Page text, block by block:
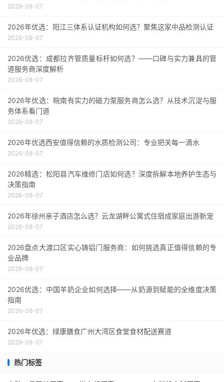
2026-08-07
2026年优选：阳江三体系认证机构如何选？聚焦这家中品检测认证
2026-08-07
2026优选：成都拉齐管质量标杆如何选？——口碑与实力兼具的管
道服务商深度解析
2026-08-07
2026年优选：皖南有实力的磁力泵服务商怎么选？从技术沉淀与服
务体系看门道
2026-08-07
2026年优选西安值得信赖的水质检测公司：专业把关每一滴水
2026-08-07
2026精选：松阳县汽车维修门店如何选？深度拆解本地养护生态与
决策指南
2026-08-07
2026年徐州亲子酒店怎么选？云龙湖畔公寓式住宿成家庭出游新宠
2026-08-07
2026盘点大渡口区实心铸铝门服务商：如何挑选真正值得信赖的专
业品牌
2026-08-07
2026优选：中国羊奶企业如何选择——从奶源到赋能的全维度决策
指南
2026-08-07
2026年优选：绿康膳食广州大湾区食堂食材配送赛道
2026-08-07
热门标签